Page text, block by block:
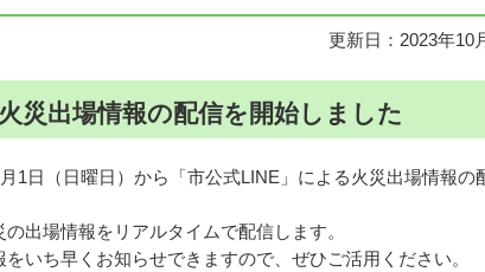
更新日：2023年10
災出場情報の配信を開始しました
1日（日曜日）から「市公式LINE」による火災出場情報の
出場情報をリアルタイムで配信します。
いち早くお知らせできますので、ぜひご活用ください。